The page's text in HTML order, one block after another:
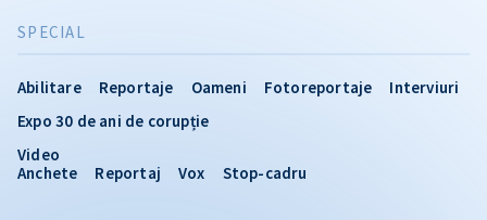
SPECIAL
Abilitare Reportaje Oameni Fotoreportaje
Interviuri
Expo 30 de ani de corupție
Video
Anchete
Reportaj Vox Stop-cadru